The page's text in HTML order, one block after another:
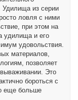
Удилища из серии
ловля с ними
при этом на
удилища и его
удовольствия.
материалов,
позволяет
Это
бороться с
еще больше